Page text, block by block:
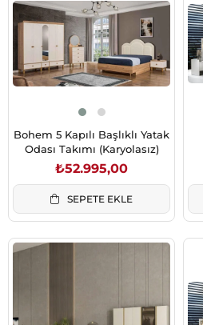
Bohem 5 Kapılı Başlıklı Yatak
Odası Takımı (Karyolasız)
₺52.995,00
SEPETE EKLE